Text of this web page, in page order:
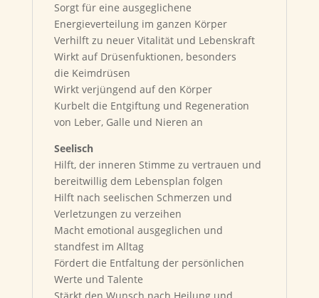
Sorgt für eine ausgeglichene
Energieverteilung im ganzen Körper
Verhilft zu neuer Vitalität und Lebenskraft
Wirkt auf Drüsenfuktionen, besonders
die Keimdrüsen
Wirkt verjüngend auf den Körper
Kurbelt die Entgiftung und Regeneration
von Leber, Galle und Nieren an
Seelisch
Hilft, der inneren Stimme zu vertrauen und
bereitwillig dem Lebensplan folgen
Hilft nach seelischen Schmerzen und
Verletzungen zu verzeihen
Macht emotional ausgeglichen und
standfest im Alltag
Fördert die Entfaltung der persönlichen
Werte und Talente